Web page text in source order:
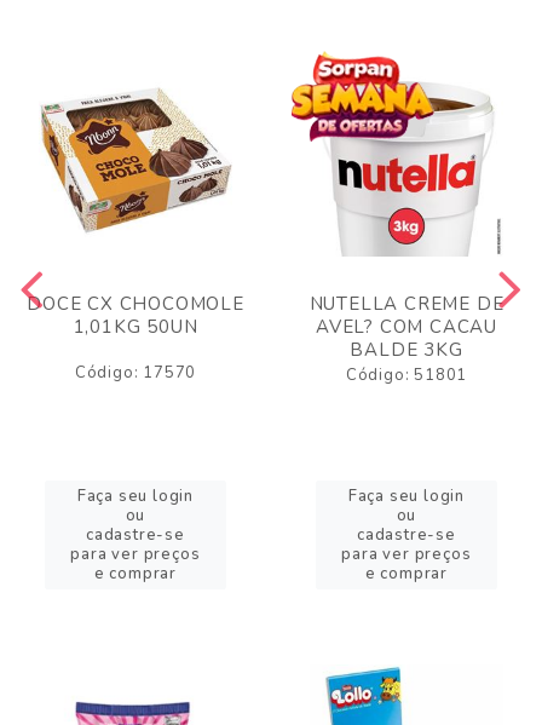
DOCE CX CHOCOMOLE
1,01KG 50UN
Código: 17570
Faça seu login
ou
cadastre-se
para ver preços
e comprar
NUTELLA CREME DE
AVEL? COM CACAU
BALDE 3KG
Código: 51801
Faça seu login
ou
cadastre-se
para ver preços
e comprar